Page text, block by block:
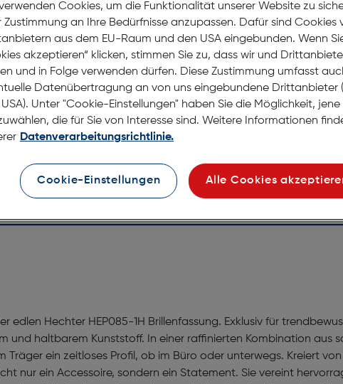
edlen Hechter HEP085-1H Brillenfassung. Exklusiv für
und haltbarem Kunststoff. In einer raffinierten Kombination aus
Träger ein zeitloses Profil, ob im Büro oder unterwegs. Kreiert
nur ein Accessoire, sondern ein Statement. Sie vereint
Cookies, um die Funktionalität unserer Website zu
Zustimmung an Ihre Bedürfnisse anzupassen. Dafür sind Cookies
aus dem EU-Raum und den USA eingebunden. Wenn
akzeptieren“ klicken, stimmen Sie zu, dass wir und
und in Folge verwenden dürfen. Diese Zustimmung umfasst
Datenübertragung an von uns eingebundene Drittanbieter
Unter "Cookie-Einstellungen" haben Sie die Möglichkeit,
die für Sie von Interesse sind. Weitere Informationen
Datenverarbeitungsrichtlinie.
Cookie-Einstellungen Alle Cookies